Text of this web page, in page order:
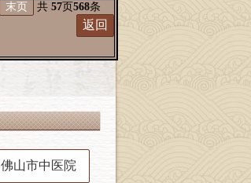
末页 共 57页568条
返回
佛山市中医院